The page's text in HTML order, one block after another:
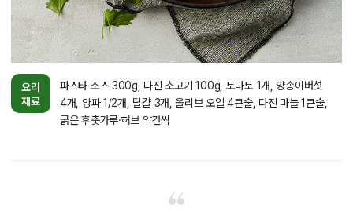
요리
재료
파스타 소스 300g, 다진 소고기 100g, 토마토 1개, 양송이버섯
4개, 양파 1/2개, 달걀 3개, 올리브 오일 4큰술, 다진 마늘 1큰술,
굵은 후춧가루·허브 약간씩